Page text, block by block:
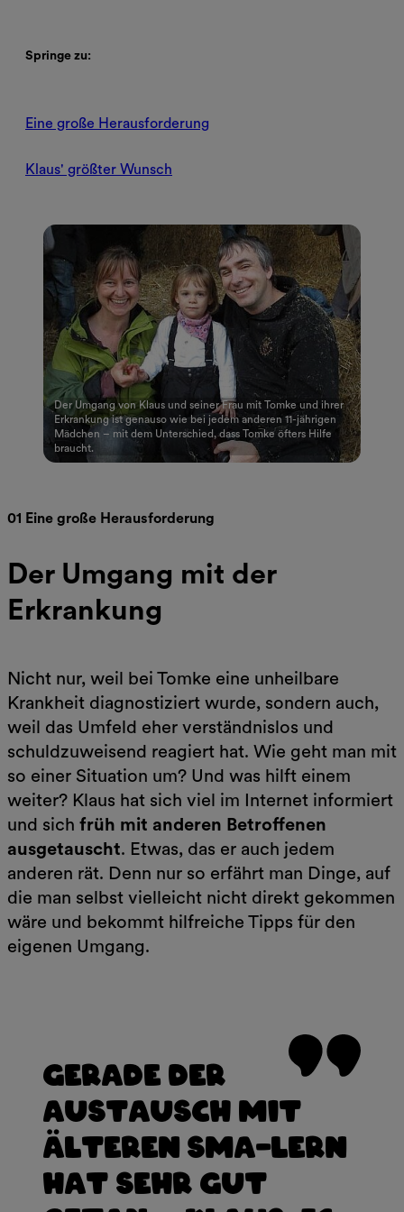
Springe zu:
Eine große Herausforderung
Klaus' größter Wunsch
Der Umgang von Klaus und seiner Frau mit Tomke und ihrer
Erkrankung ist genauso wie bei jedem anderen 11-jährigen
Mädchen – mit dem Unterschied, dass Tomke öfters Hilfe
braucht.
01 Eine große Herausforderung
Der Umgang mit der
Erkrankung
Nicht nur, weil bei Tomke eine unheilbare
Krankheit diagnostiziert wurde, sondern auch,
weil das Umfeld eher verständnislos und
schuldzuweisend reagiert hat. Wie geht man mit
so einer Situation um? Und was hilft einem
weiter? Klaus hat sich viel im Internet informiert
und sich früh mit anderen Betroffenen
ausgetauscht. Etwas, das er auch jedem
anderen rät. Denn nur so erfährt man Dinge, auf
die man selbst vielleicht nicht direkt gekommen
wäre und bekommt hilfreiche Tipps für den
eigenen Umgang.
Gerade der
Austausch mit
älteren SMA-lern
hat sehr gut